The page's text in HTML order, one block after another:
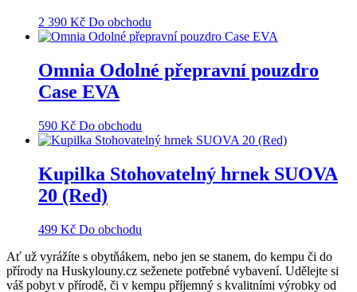
2 390 Kč Do obchodu
Omnia Odolné přepravní pouzdro
Case EVA
590 Kč Do obchodu
Kupilka Stohovatelný hrnek SUOVA
20 (Red)
499 Kč Do obchodu
Ať už vyrážíte s obytňákem, nebo jen se stanem, do kempu či do
přírody na Huskylouny.cz seženete potřebné vybavení. Udělejte si
váš pobyt v přírodě, či v kempu příjemný s kvalitními výrobky od